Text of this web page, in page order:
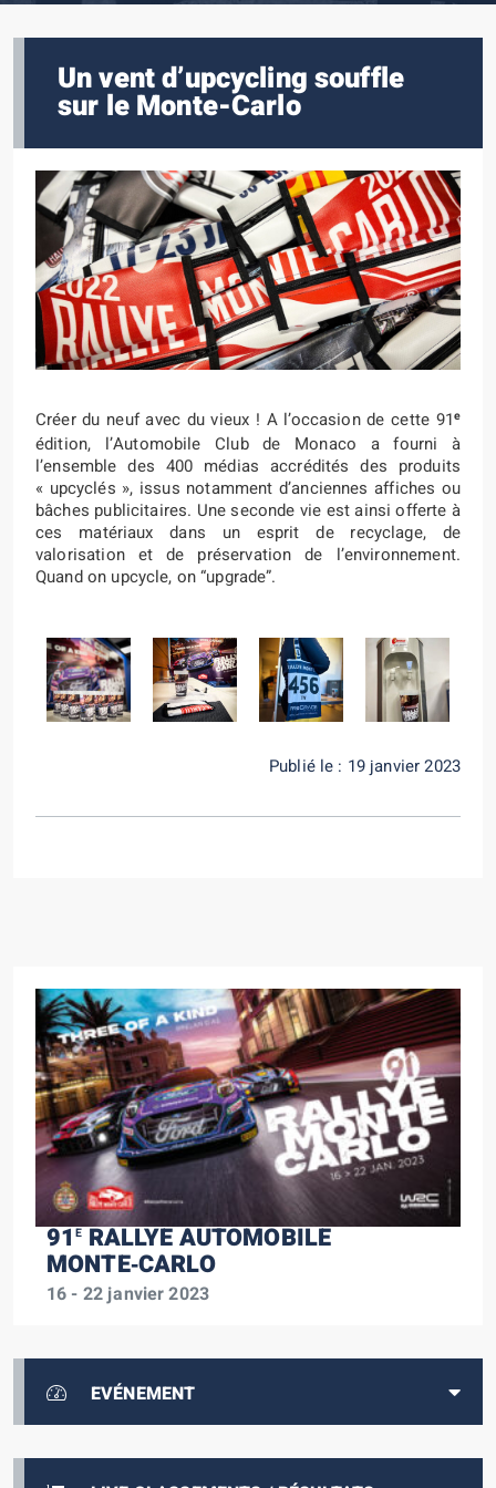
91ERALLYE AUTOMOBILE
MONTE‑CARLO
16 - 22 janvier 2023
EVÉNEMENT
Un vent d’upcycling souffle
sur le Monte-Carlo
Créer du neuf avec du vieux ! A l’occasion de cette 91e
édition, l’Automobile Club de Monaco a fourni à
l’ensemble des 400 médias accrédités des produits
« upcyclés », issus notamment d’anciennes affiches ou
bâches publicitaires. Une seconde vie est ainsi offerte à
ces matériaux dans un esprit de recyclage, de
valorisation et de préservation de l’environnement.
Quand on upcycle, on “upgrade”.
Publié le : 19 janvier 2023